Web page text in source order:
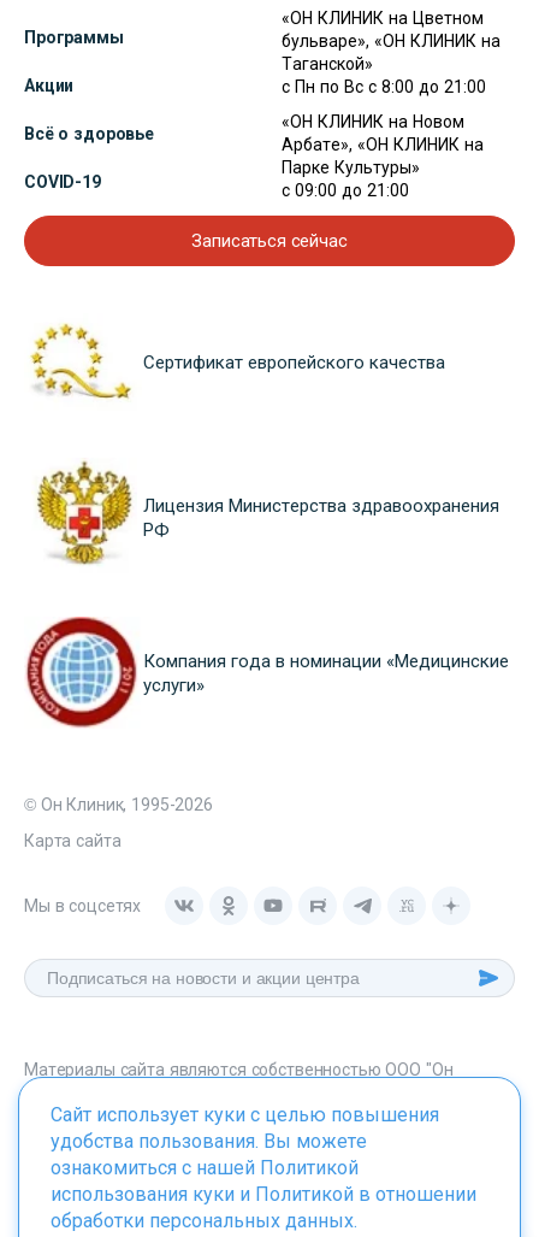
Программы
Акции
Всё о здоровье
COVID-19
«ОН КЛИНИК на Цветном
бульваре», «ОН КЛИНИК на
Таганской»
с Пн по Вс с 8:00 до 21:00
«ОН КЛИНИК на Новом
Арбате», «ОН КЛИНИК на
Парке Культуры»
с 09:00 до 21:00
Записаться сейчас
Сертификат европейского качества
Лицензия Министерства здравоохранения
РФ
Компания года в номинации «Медицинские
услуги»
© Он Клиник, 1995-2026
Карта сайта
Мы в соцсетях
Материалы сайта являются собственностью ООО "Он
onclinic.ru запрещено в соответствии со статьей 1259 ГК. РФ.
Сайт использует куки с целью повышения
удобства пользования. Вы можете
ознакомиться с нашей Политикой
использования куки и Политикой в отношении
обработки персональных данных.